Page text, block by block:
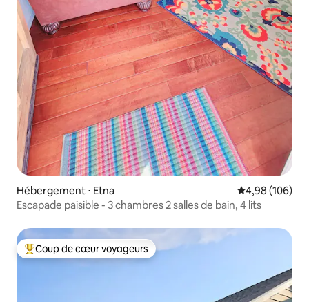
Hébergement ⋅ Etna Évaluation
4,98 (106)
Escapade paisible - 3 chambres 2 salles de bain, 4 lits
Coups de cœur voyageurs les plus appréciés
Coup de cœur voyageurs